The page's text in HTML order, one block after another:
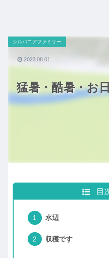
猛暑・酷暑・お
シルバニアファミリー
2023.08.01
目
水辺
収穫です